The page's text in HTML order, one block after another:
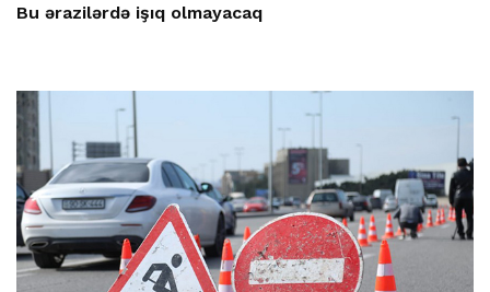
Bu ərazilərdə işıq olmayacaq